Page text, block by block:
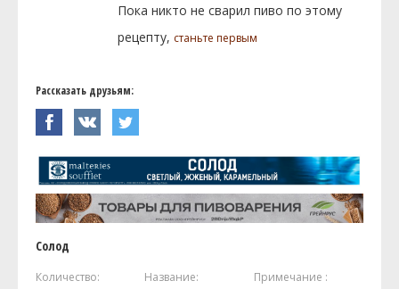
Пока никто не сварил пиво по этому
рецепту, станьте первым
Рассказать друзьям:
Солод
Количество: Название: Примечание :